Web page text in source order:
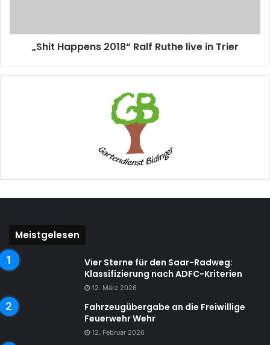
„Shit Happens 2018“ Ralf Ruthe live in Trier
Meistgelesen
Vier Sterne für den Saar-Radweg:
Klassifizierung nach ADFC-Kriterien
12. März 2026
Fahrzeugübergabe an die Freiwillige
Feuerwehr Wehr
12. Februar 2026